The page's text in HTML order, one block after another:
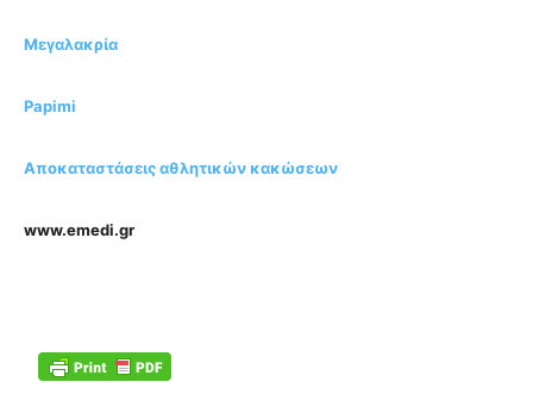
Μεγαλακρία
Papimi
Αποκαταστάσεις αθλητικών κακώσεων
www.emedi.gr